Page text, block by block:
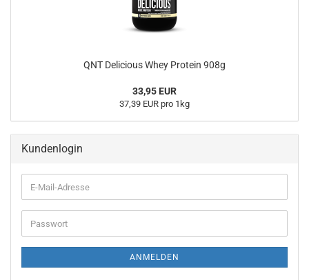
QNT Delicious Whey Protein 908g
33,95 EUR
37,39 EUR pro 1kg
Kundenlogin
E-
Mail-
Adresse
Passwort
ANMELDEN